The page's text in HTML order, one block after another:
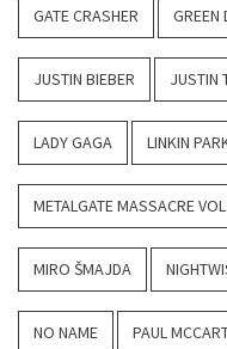
GATE CRASHER GREEN
JUSTIN BIEBER JUSTIN
LADY GAGA LINKIN
METALGATE MASSACRE
MIRO ŠMAJDA
NO NAME PAUL